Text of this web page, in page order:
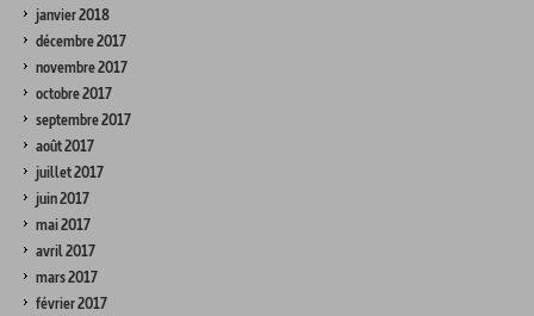
janvier 2018
décembre 2017
novembre 2017
octobre 2017
septembre 2017
août 2017
juillet 2017
juin 2017
mai 2017
avril 2017
mars 2017
février 2017